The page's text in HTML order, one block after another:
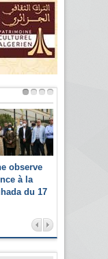
observe
à la
du 17